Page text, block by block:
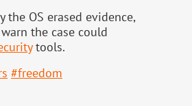
the OS erased evidence,
the case could
tools.
#freedom